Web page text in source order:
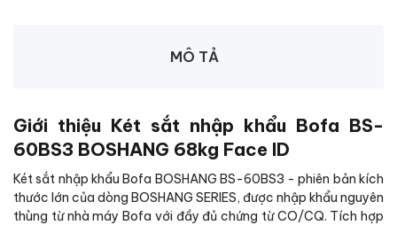
MÔ TẢ
Giới thiệu Két sắt nhập khẩu Bofa BS-
60BS3 BOSHANG 68kg Face ID
Két sắt nhập khẩu Bofa BOSHANG BS-60BS3 - phiên bản kích
thước lớn của dòng BOSHANG SERIES, được nhập khẩu nguyên
thùng từ nhà máy Bofa với đầy đủ chứng từ CO/CQ. Tích hợp